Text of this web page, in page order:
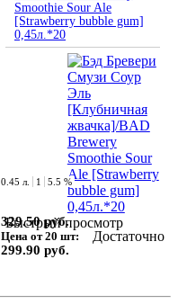
Smoothie Sour Ale
[Strawberry bubble gum]
0,45л.*20
Быстрый просмотр
0.45 л. 1 5.5 %
329.50 руб.
Цена от 20 шт:
299.90 руб.
Достаточно